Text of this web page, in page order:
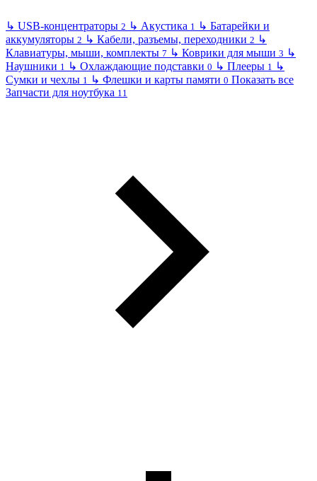
↳ USB-концентраторы 2 ↳ Акустика 1 ↳ Батарейки и
аккумуляторы 2 ↳ Кабели, разъемы, переходники 2 ↳
Клавиатуры, мыши, комплекты 7 ↳ Коврики для мыши 3 ↳
Наушники 1 ↳ Охлаждающие подставки 0 ↳ Плееры 1 ↳
Сумки и чехлы 1 ↳ Флешки и карты памяти 0 Показать все
Запчасти для ноутбука 11